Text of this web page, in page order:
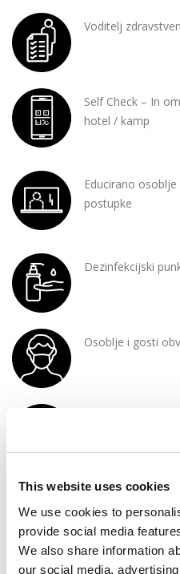
This website uses cookies
We use cookies to
provide social media
We also share information
our social media,
Voditelj
Self Check – In
hotel / kamp
Educirano
postupke
Dezinfekcijski
Osoblje i gosti
Istaknute upute
Dostupan zaštitni